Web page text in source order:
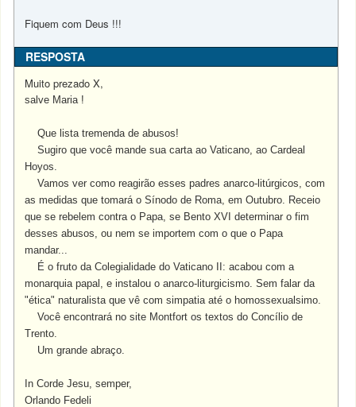
Fiquem com Deus !!!
RESPOSTA
Muito prezado X,
salve Maria !
Que lista tremenda de abusos!
Sugiro que você mande sua carta ao Vaticano, ao Cardeal
Hoyos.
Vamos ver como reagirão esses padres anarco-litúrgicos, com
as medidas que tomará o Sínodo de Roma, em Outubro. Receio
que se rebelem contra o Papa, se Bento XVI determinar o fim
desses abusos, ounem se importem com o que o Papa
mandar...
É o fruto da Colegialidade do Vaticano II: acabou com a
monarquia papal, e instalou o anarco-liturgicismo. Sem falar da
"ética" naturalista que vê com simpatia até o homossexualsimo.
Você encontrará no site Montfort os textos do Concílio de
Trento.
Um grande abraço.
In Corde Jesu, semper,
Orlando Fedeli